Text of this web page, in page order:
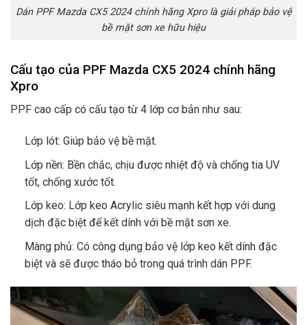
Dán PPF Mazda CX5 2024 chính hãng Xpro là giải pháp bảo vệ
bề mặt sơn xe hữu hiệu
Cấu tạo của PPF Mazda CX5 2024 chính hãng
Xpro
PPF cao cấp có cấu tạo từ 4 lớp cơ bản như sau:
Lớp lót: Giúp bảo vệ bề mặt.
Lớp nền: Bền chắc, chịu được nhiệt độ và chống tia UV
tốt, chống xước tốt.
Lớp keo: Lớp keo Acrylic siêu mạnh kết hợp với dung
dịch đặc biệt để kết dính với bề mặt sơn xe.
Màng phủ: Có công dụng bảo vệ lớp keo kết dính đặc
biệt và sẽ được tháo bỏ trong quá trình dán PPF.